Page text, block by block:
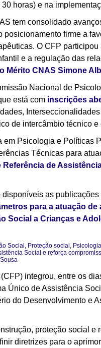
horas) e na
tem consolidado
posicionamento firme a
O CFP
e a regulação das
Mérito CNAS Simone
Nacional de
está com inscrições
de intercâmbio técnico e
em Psicologia e Políticas
Técnicas para
Referência de
disponíveis as publicações
para a atuação
Social a Crianças e
Social , Proteção social , Psicologia
Social e reforça
integrou, entre os
Único de Assistência
do Desenvolvimento e
proteção social e
diretrizes para o